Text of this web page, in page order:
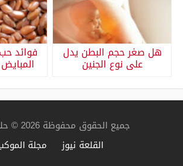
هل صغر حجم البطن يدل
على نوع الجنين
فوائد
جميع الحقوق محفوظة 2026 © حلم العرب
القلعة نيوز
مجلة